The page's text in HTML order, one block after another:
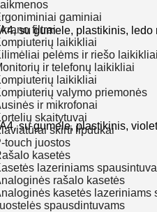
gaminiai
filtrai
laikikliai
pelėms ir riešo laikikliai
ir telefonų laikikliai
laikikliai
valymo priemonės
ir mikrofonai
skaitytuvai
skirti lipdukai
touch juostos
kasetės
lazeriniams
rašalo kasetės
kasetės lazeriniams
spausdintuvams
su gumele, plastikinis,
su gumele, plastikinis,